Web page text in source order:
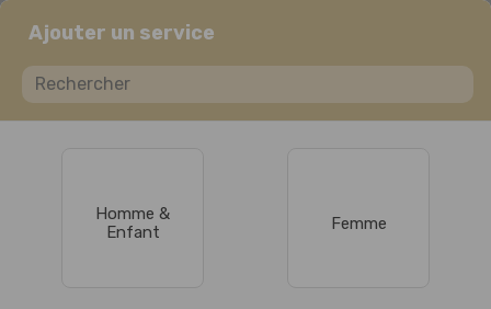
Ajouter un service
Homme &
Enfant
Femme